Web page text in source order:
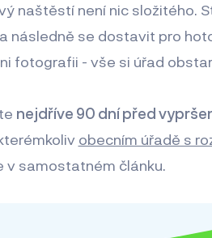
naštěstí není nic složitého.
následně se dostavit pro
fotografii - vše si úřad
nejdříve 90 dní před
obecním úřadě s
v samostatném článku.